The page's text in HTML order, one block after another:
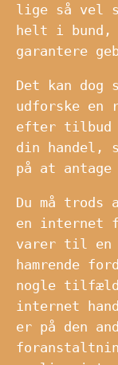
lige så vel
helt i bund,
garantere
Det kan dog
udforske en
efter tilbud
din handel,
på at
Du må
en internet
varer til en
hamrende
nogle
internet
er på den